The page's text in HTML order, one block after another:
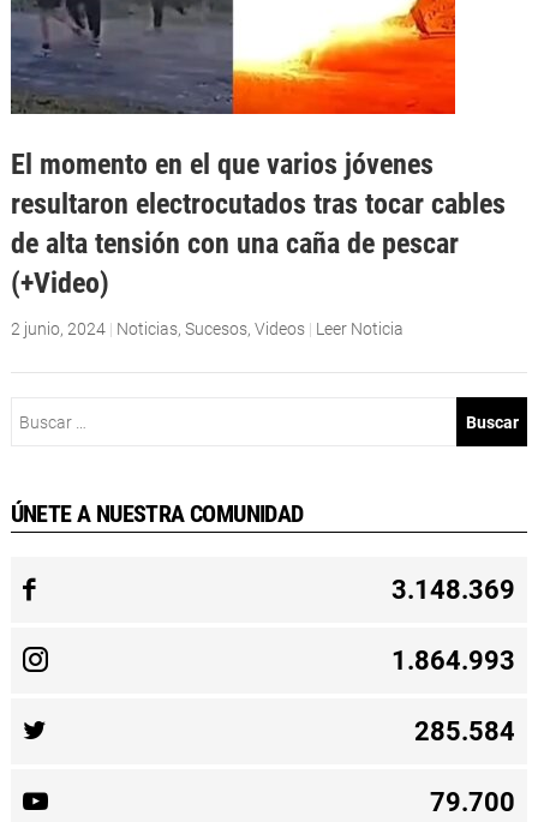
El momento en el que varios jóvenes
resultaron electrocutados tras tocar cables
de alta tensión con una caña de pescar
(+Video)
2 junio, 2024| Noticias, Sucesos, Videos | Leer Noticia
ÚNETE A NUESTRA COMUNIDAD
3.148.369
1.864.993
285.584
79.700